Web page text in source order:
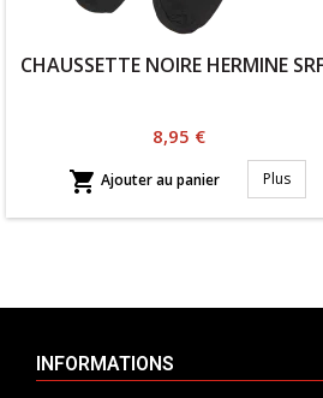
CHAUSSETTE NOIRE HERMINE
Prix
8,95 €
 Ajouter au panier Plus
INFORMATIONS